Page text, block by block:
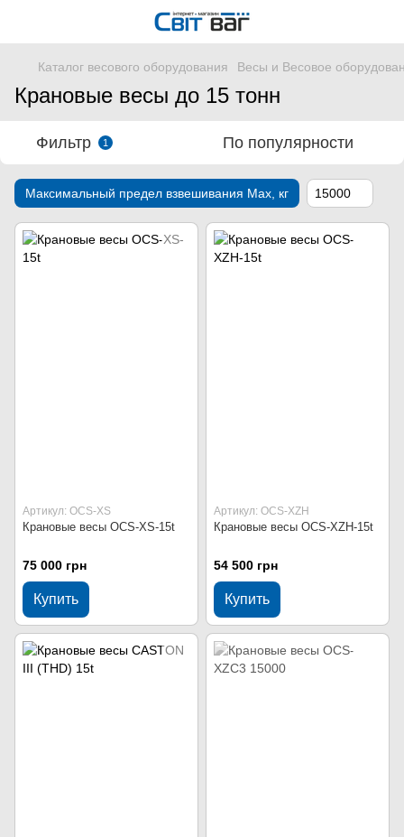
Каталог весового оборудования Весы и Весовое
Крановые весы до 15 тонн
Фильтр 1 По популярности
Максимальный предел взвешивания Мах, кг 15000
Артикул: OCS-XS
Крановые весы OCS-XS-15t
75 000 грн
Купить
Артикул: OCS-XZH
Крановые весы OCS-XZH-15t
54 500 грн
Купить